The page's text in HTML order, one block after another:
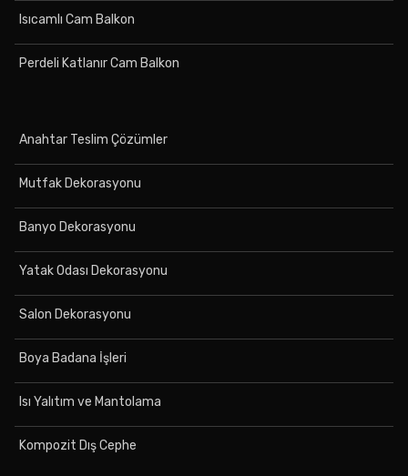
Isıcamlı Cam Balkon
Perdeli Katlanır Cam Balkon
Anahtar Teslim Çözümler
Mutfak Dekorasyonu
Banyo Dekorasyonu
Yatak Odası Dekorasyonu
Salon Dekorasyonu
Boya Badana İşleri
Isı Yalıtım ve Mantolama
Kompozit Dış Cephe